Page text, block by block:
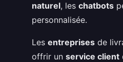
naturel, les chatbots
personnalisée.
Les entreprises de
offrir un service client